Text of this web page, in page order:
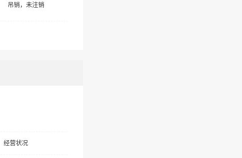
吊销，未注销
经营状况